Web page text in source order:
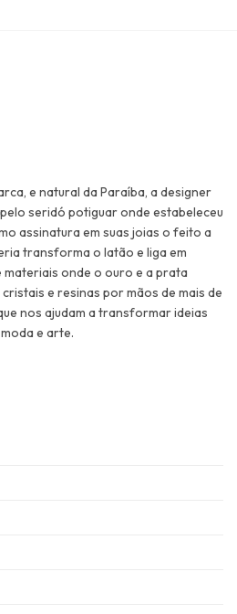
e natural da Paraíba, a designer
seridó potiguar onde estabeleceu
assinatura em suas joias o feito a
transforma o latão e liga em
materiais onde o ouro e a prata
e resinas por mãos de mais de
nos ajudam a transformar ideias
e arte.